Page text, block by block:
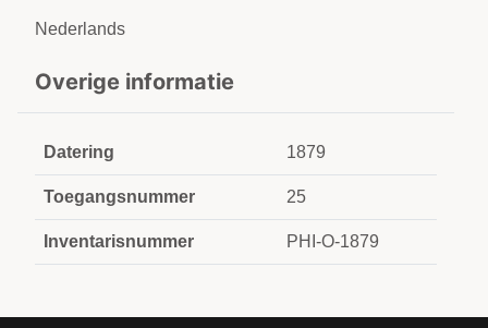
Nederlands
Overige informatie
Datering 1879
Toegangsnummer 25
Inventarisnummer PHI-O-1879